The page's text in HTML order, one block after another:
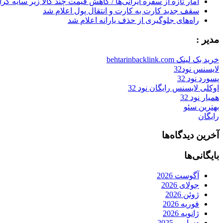
سقف جدید کارت به کارت و انتقال پول اعلام شد
راه‌های جلوگیری از حذف یارانه اعلام شد
مدیر :
خرید بک لینک behtarinbacklink.com
لایسنس نود32
پسورد نود 32
اوکلی لایسنس رایگان نود 32
همیار نود 32
بهترین سئو
رایگان
آخرین دیدگاه‌ها
بایگانی‌ها
آگوست 2026
جولای 2026
ژوئن 2026
فوریه 2026
ژانویه 2026